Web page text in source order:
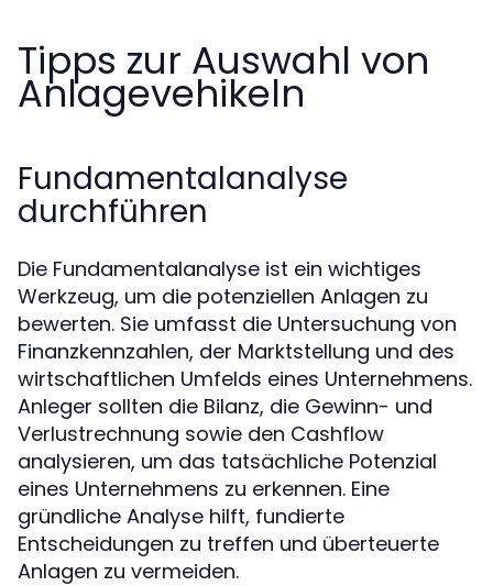
Tipps zur Auswahl von
Anlagevehikeln
Fundamentalanalyse
durchführen
Die Fundamentalanalyse ist ein wichtiges
Werkzeug, um die potenziellen Anlagen zu
bewerten. Sie umfasst die Untersuchung von
Finanzkennzahlen, der Marktstellung und des
wirtschaftlichen Umfelds eines Unternehmens.
Anleger sollten die Bilanz, die Gewinn- und
Verlustrechnung sowie den Cashflow
analysieren, um das tatsächliche Potenzial
eines Unternehmens zu erkennen. Eine
gründliche Analyse hilft, fundierte
Entscheidungen zu treffen und überteuerte
Anlagen zu vermeiden.